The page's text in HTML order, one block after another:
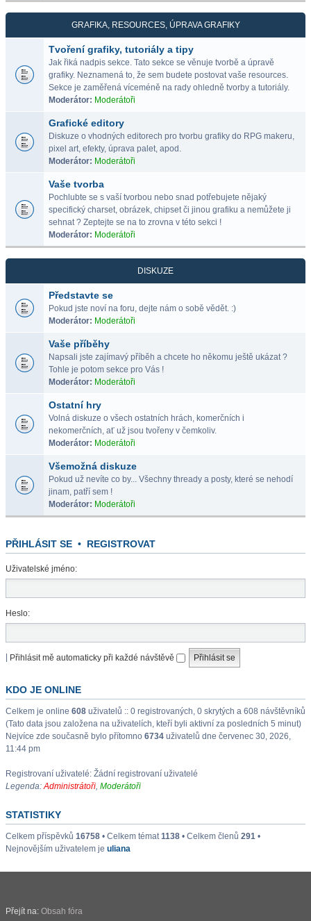
GRAFIKA, RESOURCES, ÚPRAVA GRAFIKY
Tvoření grafiky, tutoriály a tipy
Jak řiká nadpis sekce. Tato sekce se věnuje tvorbě a úpravě
grafiky. Neznamená to, že sem budete postovat vaše resources.
Sekce je zaměřená víceméně na rady ohledně tvorby a tutoriály.
Moderátor: Moderátoři
Grafické editory
Diskuze o vhodných editorech pro tvorbu grafiky do RPG makeru,
pixel art, efekty, úprava palet, apod.
Moderátor: Moderátoři
Vaše tvorba
Pochlubte se s vaší tvorbou nebo snad potřebujete nějaký
specifický charset, obrázek, chipset či jinou grafiku a nemůžete ji
sehnat ? Zeptejte se na to zrovna v této sekci !
Moderátor: Moderátoři
DISKUZE
Představte se
Pokud jste noví na foru, dejte nám o sobě vědět. :)
Moderátor: Moderátoři
Vaše příběhy
Napsali jste zajímavý příběh a chcete ho někomu ještě ukázat ?
Tohle je potom sekce pro Vás !
Moderátor: Moderátoři
Ostatní hry
Volná diskuze o všech ostatních hrách, komerčních i
nekomerčních, ať už jsou tvořeny v čemkoliv.
Moderátor: Moderátoři
Všemožná diskuze
Pokud už nevíte co by... Všechny thready a posty, které se nehodí
jinam, patří sem !
Moderátor: Moderátoři
PŘIHLÁSIT SE • REGISTROVAT
Uživatelské jméno:
Heslo:
Přihlásit mě automaticky při každé návštěvě
KDO JE ONLINE
Celkem je online 608 uživatelů :: 0 registrovaných, 0 skrytých a 608 návštěvníků
(Tato data jsou založena na uživatelích, kteří byli aktivní za posledních 5 minut)
Nejvíce zde současně bylo přítomno 6734 uživatelů dne červenec 30, 2026,
11:44 pm
Registrovaní uživatelé: Žádní registrovaní uživatelé
Legenda:Administrátoři, Moderátoři
STATISTIKY
Celkem příspěvků 16758 • Celkem témat1138 • Celkem členů 291 •
Nejnovějším uživatelem je uliana
Přejít na: Obsah fóra